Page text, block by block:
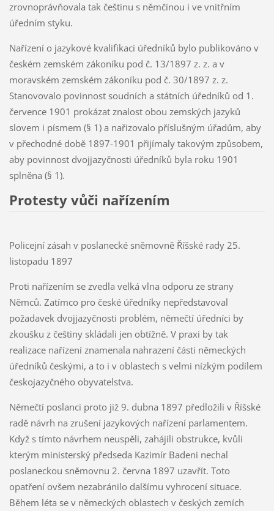
zrovnoprávňovala tak češtinu s němčinou i ve vnitřním
úředním styku.
Nařízení o jazykové kvalifikaci úředníků bylo publikováno v
českém zemském zákoníku pod č. 13/1897 z. z. a v
moravském zemském zákoníku pod č. 30/1897 z. z.
Stanovovalo povinnost soudních a státních úředníků od 1.
července 1901 prokázat znalost obou zemských jazyků
slovem i písmem (§ 1) a nařizovalo příslušným úřadům, aby
v přechodné době 1897-1901 přijímaly takovým způsobem,
aby povinnost dvojjazyčnosti úředníků byla roku 1901
splněna (§ 1).
Protesty vůči nařízením
Policejní zásah v poslanecké sněmovně Říšské rady 25.
listopadu 1897
Proti nařízením se zvedla velká vlna odporu ze strany
Němců. Zatímco pro české úředníky nepředstavoval
požadavek dvojjazyčnosti problém, němečtí úředníci by
zkoušku z češtiny skládali jen obtížně. V praxi by tak
realizace nařízení znamenala nahrazení části německých
úředníků českými, a to i v oblastech s velmi nízkým podílem
českojazyčného obyvatelstva.
Němečtí poslanci proto již 9. dubna 1897 předložili v Říšské
radě návrh na zrušení jazykových nařízení parlamentem.
Když s tímto návrhem neuspěli, zahájili obstrukce, kvůli
kterým ministerský předseda Kazimír Badeni nechal
poslaneckou sněmovnu 2. června 1897 uzavřít. Toto
opatření ovšem nezabránilo dalšímu vyhrocení situace.
Během léta se v německých oblastech v českých zemích